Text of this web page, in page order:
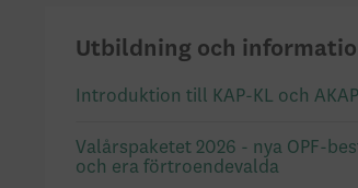
Utbildning och
Introduktion till KAP-KL och
Valårspaketet 2026 - nya OPF-
och era förtroendevalda